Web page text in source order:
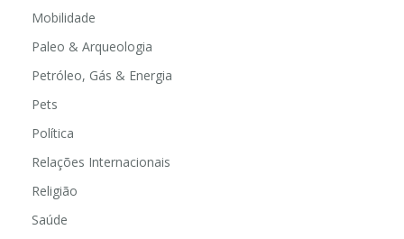
Mobilidade
Paleo & Arqueologia
Petróleo, Gás & Energia
Pets
Política
Relações Internacionais
Religião
Saúde